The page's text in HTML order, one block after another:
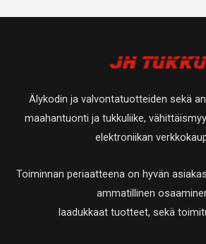
Älykodin ja valvontatuotteiden sekä
maahantuonti ja tukkuliike,
elektroniikan
Toiminnan periaatteena on hyvän
ammatillinen
laadukkaat tuotteet, sekä